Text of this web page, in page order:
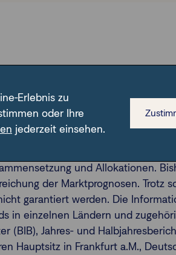
bzw. geeignete Gegenparteien
Personen, an die sie aus
oder Aufforderung zum
und Allokationen.
der Marktprognosen. Trotz
garantiert werden. Die
in einzelnen Ländern und
(BIB), Jahres- und
Hauptsitz in Frankfurt a.M.,
Erlebnis zu
oder Ihre
jederzeit einsehen.